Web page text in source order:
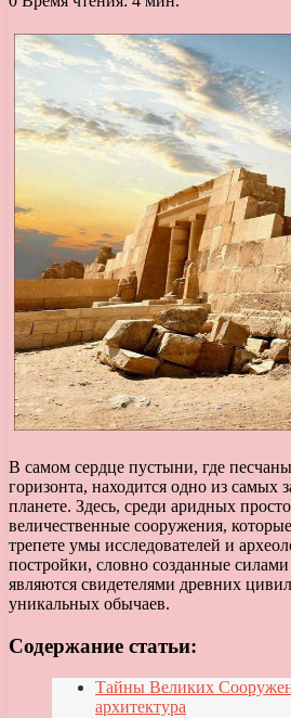
В самом сердце пустыни, где
горизонта, находится одно из самых
планете. Здесь, среди аридных
величественные сооружения,
трепете умы исследователей и
постройки, словно созданные
являются свидетелями древних
уникальных обычаев.
Содержание статьи:
Тайны Великих
архитектура